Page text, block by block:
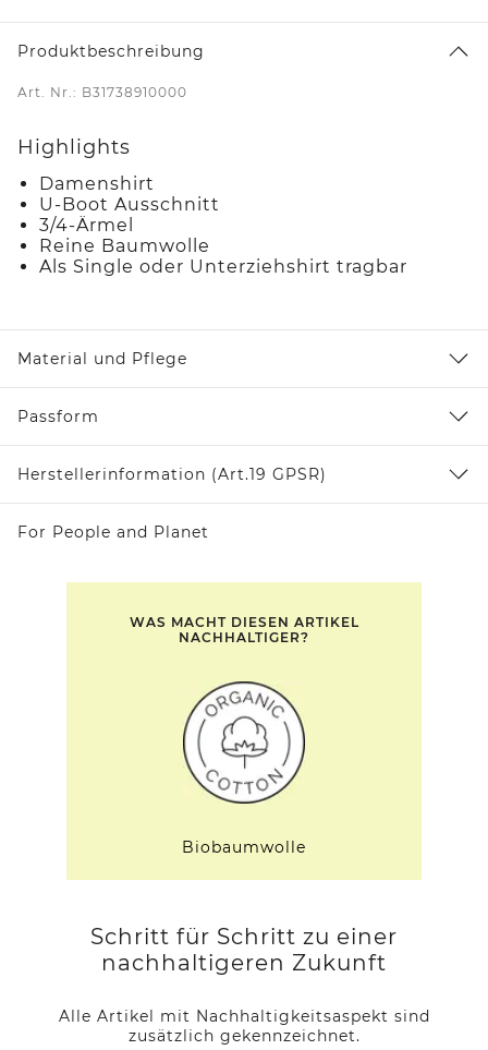
Produktbeschreibung
Art. Nr.: B31738910000
Highlights
Damenshirt
U-Boot Ausschnitt
3/4-Ärmel
Reine Baumwolle
Als Single oder Unterziehshirt tragbar
Material und Pflege
Passform
Herstellerinformation (Art.19 GPSR)
For People and Planet
WAS MACHT DIESEN ARTIKEL
NACHHALTIGER?
Biobaumwolle
Schritt für Schritt zu einer
nachhaltigeren Zukunft
Alle Artikel mit Nachhaltigkeitsaspekt sind
zusätzlich gekennzeichnet.